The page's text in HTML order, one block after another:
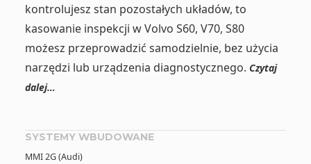
kontrolujesz stan pozostałych układów, to
kasowanie inspekcji w Volvo S60, V70, S80
możesz przeprowadzić samodzielnie, bez użycia
narzędzi lub urządzenia diagnostycznego. Czytaj
dalej…
SYSTEMY WBUDOWANE
MMI 2G (Audi)